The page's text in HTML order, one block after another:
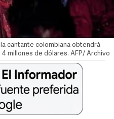
cantante colombiana obtendrá
millones de dólares. AFP/ Archivo